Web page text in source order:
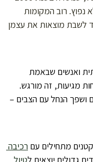
לאומי נחל אלכסנדר, פתוחה שישי-שבת בין 8:00 ל-17:00. זה לא נפוץ. רוב המקומות
לשבת מוצאות את עצמן
ואנשים שבאמת
מגיעות, זה מורגש.
ושפך הנחל עם הצבים –
מתחילים עם רכיבה